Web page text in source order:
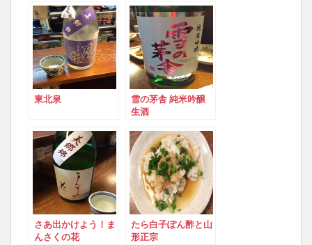
東北泉
雪の茅舎 純米吟醸
生酒
さあ出かけよう！ま
んさくの花
たら白子ぽん酢と山
形正宗